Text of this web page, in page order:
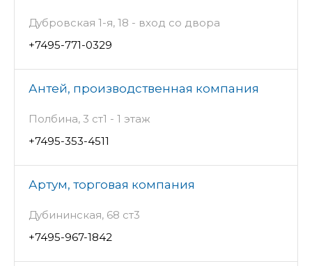
Дубровская 1-я, 18 - вход со двора
+7495-771-0329
Антей, производственная компания
Полбина, 3 ст1 - 1 этаж
+7495-353-4511
Артум, торговая компания
Дубининская, 68 ст3
+7495-967-1842